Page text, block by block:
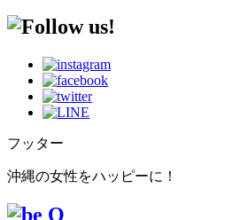
フッター
沖縄の女性をハッピーに！